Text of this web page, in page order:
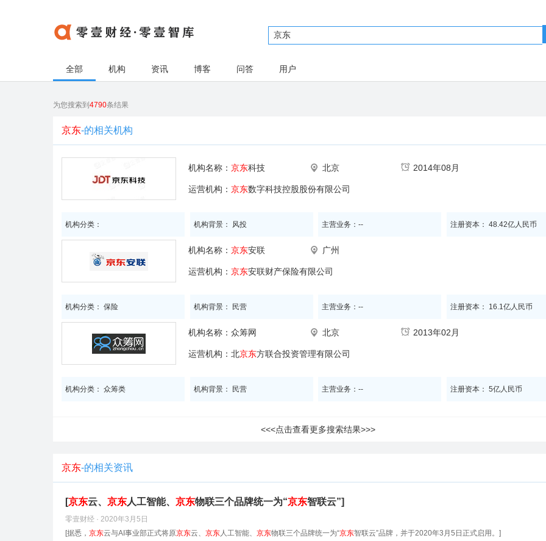
全部 机构 资讯 博客 问答 用户
为您搜索到 4790条结果
京东-的相关机构
机构名称： 京东科技 北京 2014年08月
运营机构： 京东数字科技控股股份有限公司
机构分类： 机构背景： 风投 主营业务：-- 注册资本： 48.42亿人民币
机构名称： 京东安联 广州
运营机构： 京东安联财产保险有限公司
机构分类： 保险 机构背景： 民营 主营业务：-- 注册资本： 16.1亿人民币
机构名称： 众筹网 北京 2013年02月
运营机构：北京东方联合投资管理有限公司
机构分类： 众筹类 机构背景： 民营 主营业务：-- 注册资本： 5亿人民币
<<<点击查看更多搜索结果>>>
京东-的相关资讯
[京东云、 京东人工智能、 京东物联三个品牌统一为“京东智联云”]
零壹财经 · 2020年3月5日
[据悉， 京东云与AI事业部正式将原京东云、 京东人工智能、 京东物联三个品牌统一为“京东智联云”品牌，并于2020年3月5日正式启用。]